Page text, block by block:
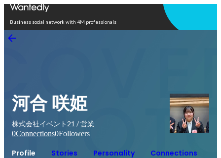
Business social network with 4M professionals
河合 咲姫
株式会社イベント21 / 営業
0Connections0Followers
Profile Stories Personality Connections